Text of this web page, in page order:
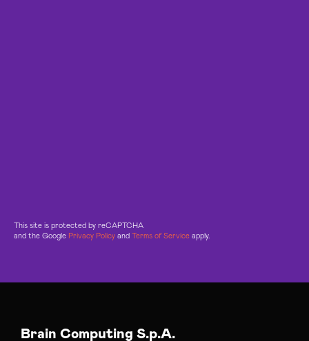
This site is protected by reCAPTCHA
and the Google Privacy Policy and Terms of Service apply.
Brain Computing S.p.A.